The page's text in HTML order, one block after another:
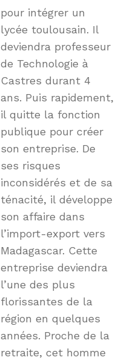
pour intégrer un
lycée toulousain. Il
deviendra professeur
de Technologie à
Castres durant 4
ans. Puis rapidement,
il quitte la fonction
publique pour créer
son entreprise. De
ses risques
inconsidérés et de sa
ténacité, il développe
son affaire dans
l’import-export vers
Madagascar. Cette
entreprise deviendra
l’une des plus
florissantes de la
région en quelques
années. Proche de la
retraite, cet homme